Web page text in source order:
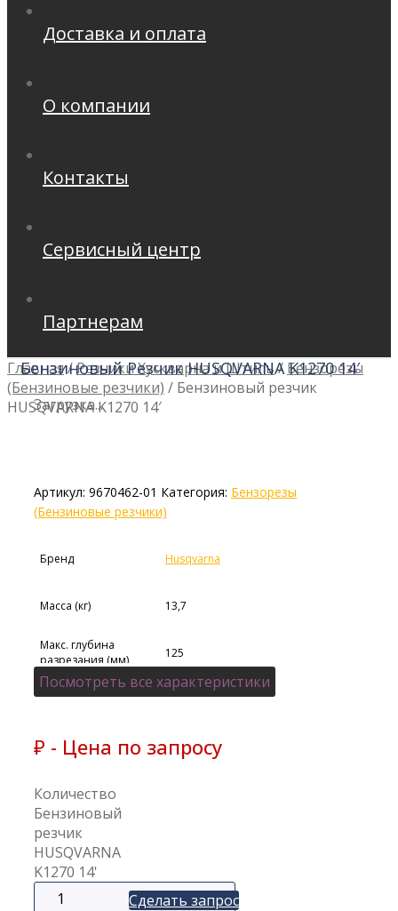
Доставка и оплата
О компании
Контакты
Сервисный центр
Партнерам
Главная/Резчики Хускварна и Штиль/Бензорезы
(Бензиновые резчики) / Бензиновый резчик
HUSQVARNA K1270 14′
Бензиновый Резчик HUSQVARNA K1270 14′
Загрузка...
Артикул: 9670462-01 Категория: Бензорезы
(Бензиновые резчики)
Бренд Husqvarna
Масса (кг) 13,7
Макс. глубина
разрезания (мм)
125
Диаметр режущего
250
Номинальная
мощность (кВт)
5,8
Тип двигателя
Топливо
Посмотреть все характеристики
₽ - Цена по запросу
Количество
Бензиновый
резчик
HUSQVARNA
K1270 14'
Сделать запрос